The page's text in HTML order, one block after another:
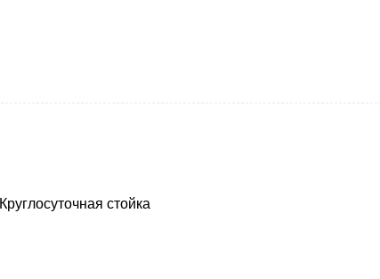
Круглосуточная стойка